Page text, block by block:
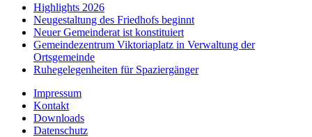
Highlights 2026
Neugestaltung des Friedhofs beginnt
Neuer Gemeinderat ist konstituiert
Gemeindezentrum Viktoriaplatz in Verwaltung der
Ortsgemeinde
Ruhegelegenheiten für Spaziergänger
Impressum
Kontakt
Downloads
Datenschutz